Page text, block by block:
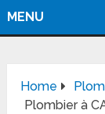
MENU
Home
Plombier à